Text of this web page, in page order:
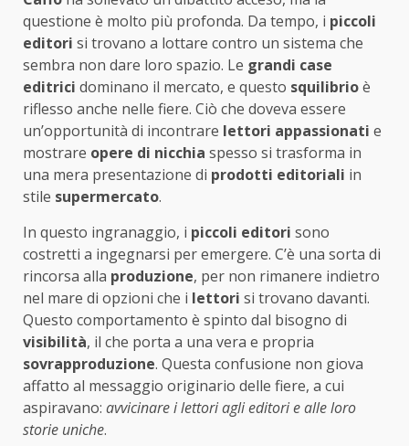
questione è molto più profonda. Da tempo, i piccoli
editori si trovano a lottare contro un sistema che
sembra non dare loro spazio. Le grandi case
editrici dominano il mercato, e questo squilibrioè
riflesso anche nelle fiere. Ciò che doveva essere
un’opportunità di incontrare lettori appassionati e
mostrare opere di nicchia spesso si trasforma in
una mera presentazione di prodotti editoriali in
stile supermercato.
In questo ingranaggio, i piccoli editori sono
costretti a ingegnarsi per emergere. C’è una sorta di
rincorsa alla produzione, per non rimanere indietro
nel mare di opzioni che i lettori si trovano davanti.
Questo comportamento è spinto dal bisogno di
visibilità, il che porta a una vera e propria
sovrapproduzione. Questa confusione non giova
affatto al messaggio originario delle fiere, a cui
aspiravano: avvicinare i lettori agli editori e alle loro
storie uniche.